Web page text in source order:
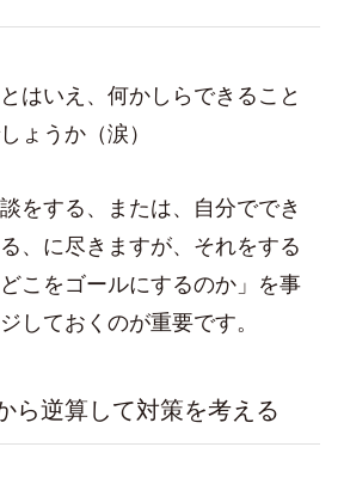
はいえ、何かしらできること
ょうか（涙）
をする、または、自分ででき
、に尽きますが、それをする
こをゴールにするのか」を事
しておくのが重要です。
ら逆算して対策を考える